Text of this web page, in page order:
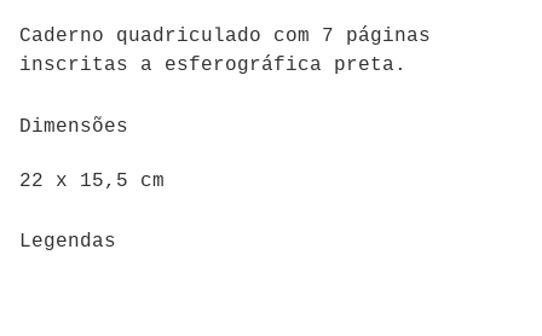
Caderno quadriculado com 7 páginas
inscritas a esferográfica preta.
Dimensões
22 x 15,5 cm
Legendas